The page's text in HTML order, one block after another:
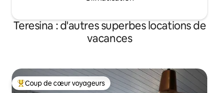
Teresina : d'autres superbes locations de
vacances
Coups de cœur voyageurs les plus appréciés
Coup de cœur voyageurs